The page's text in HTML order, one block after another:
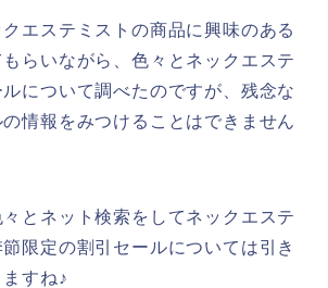
エステミストの商品に興味のある
らいながら、色々とネックエステ
について調べたのですが、残念な
情報をみつけることはできません
とネット検索をしてネックエステ
限定の割引セールについては引き
すね♪